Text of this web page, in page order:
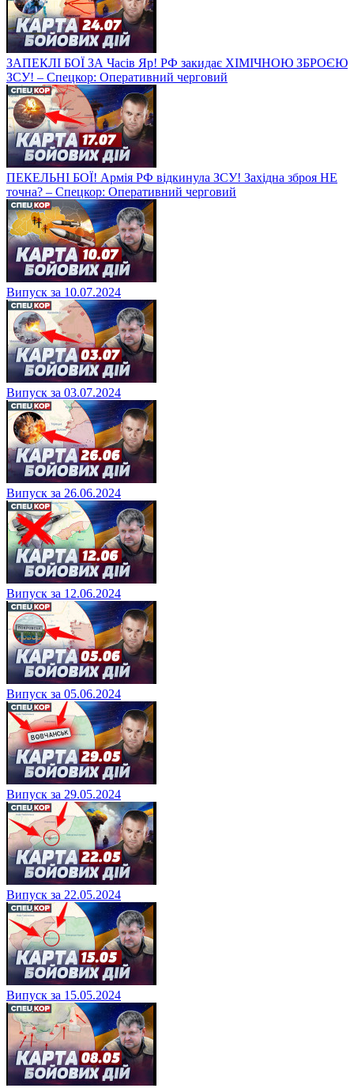
ЗАПЕКЛІ БОЇ ЗА Часів Яр! РФ закидає ХІМІЧНОЮ ЗБРОЄЮ
ЗСУ! – Спецкор: Оперативний черговий
ПЕКЕЛЬНІ БОЇ! Армія РФ відкинула ЗСУ! Західна зброя НЕ
точна? – Спецкор: Оперативний черговий
Випуск за 10.07.2024
Випуск за 03.07.2024
Випуск за 26.06.2024
Випуск за 12.06.2024
Випуск за 05.06.2024
Випуск за 29.05.2024
Випуск за 22.05.2024
Випуск за 15.05.2024